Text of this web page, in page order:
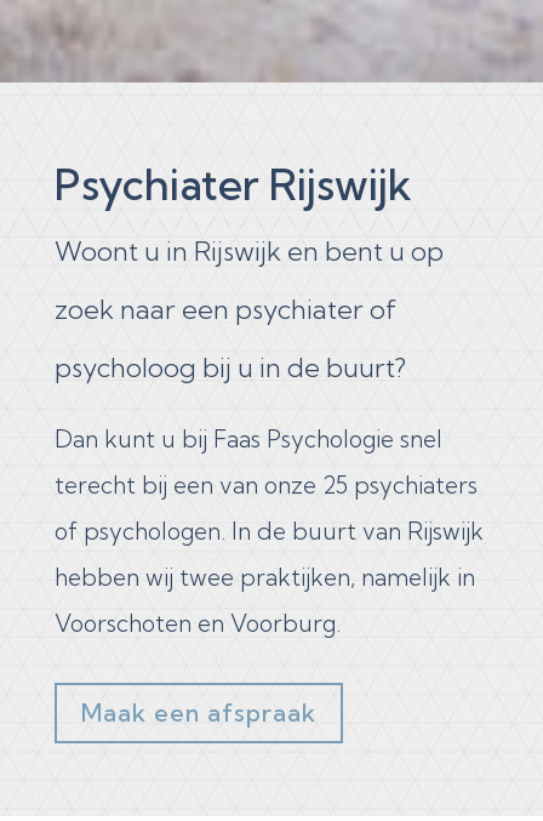
Psychiater Rijswijk
Woont u in Rijswijk en bent u op
zoek naar een psychiater of
psycholoog bij u in de buurt?
Dan kunt u bij Faas Psychologie snel
terecht bij een van onze 25 psychiaters
of psychologen. In de buurt van Rijswijk
hebben wij twee praktijken, namelijk in
Voorschoten en Voorburg.
Maak een afspraak